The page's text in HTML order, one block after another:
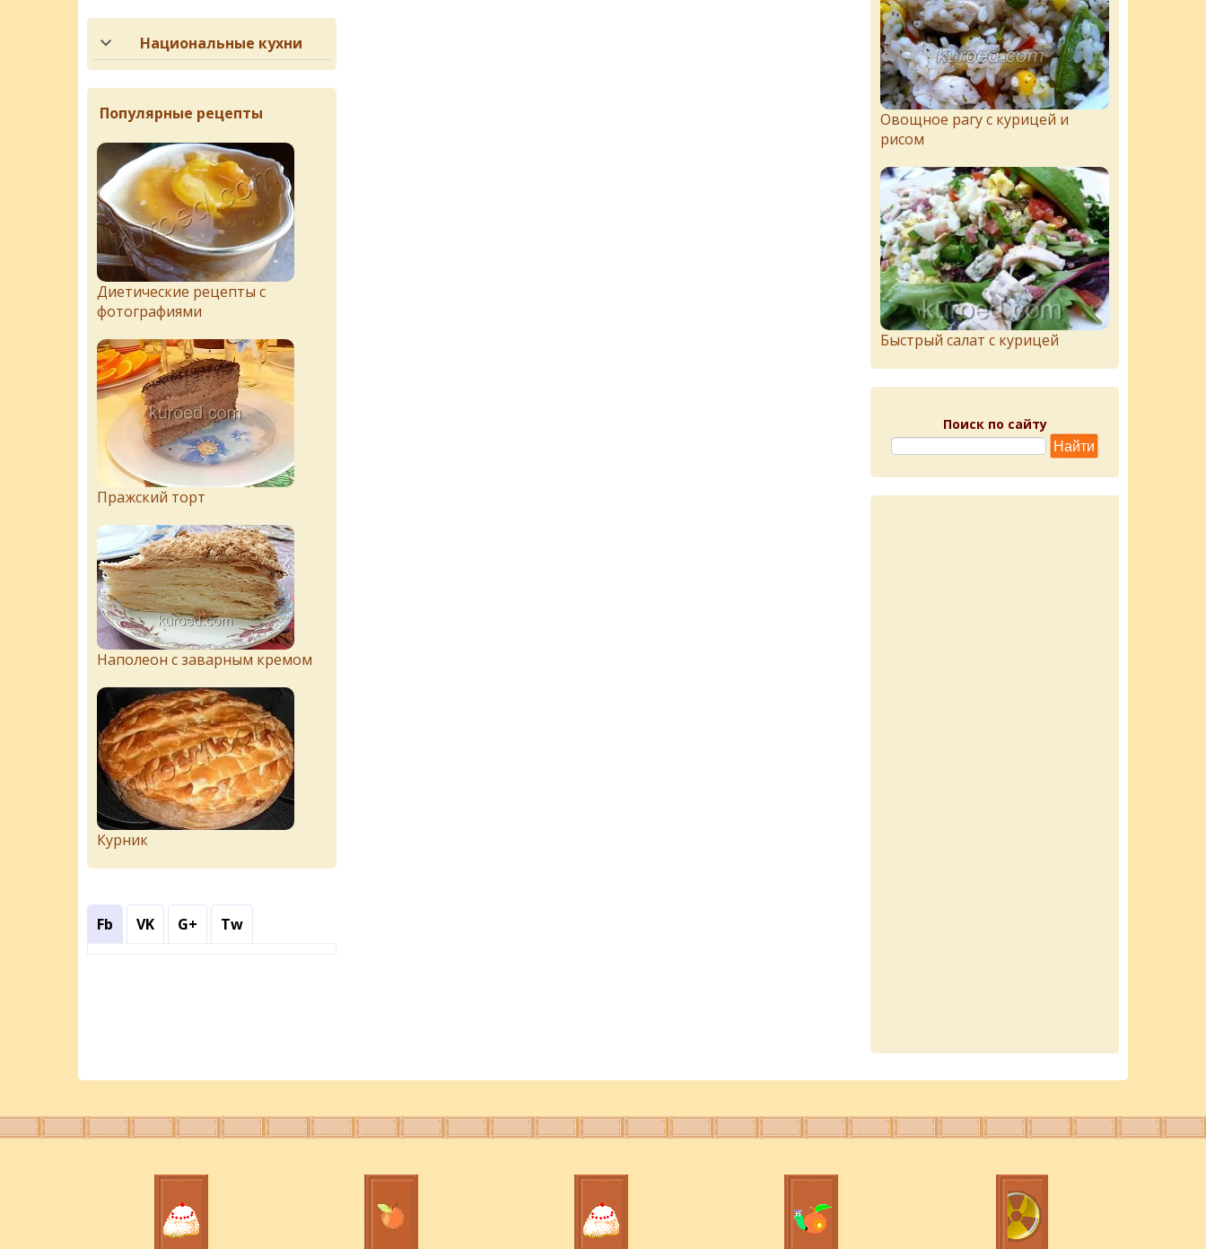
Национальные кухни
Популярные рецепты
Диетические рецепты с
фотографиями
Пражский торт
Наполеон с заварным кремом
Курник
Fb VK G+ Tw
Овощное рагу с курицей и
рисом
Быстрый салат с курицей
Поиск по сайту